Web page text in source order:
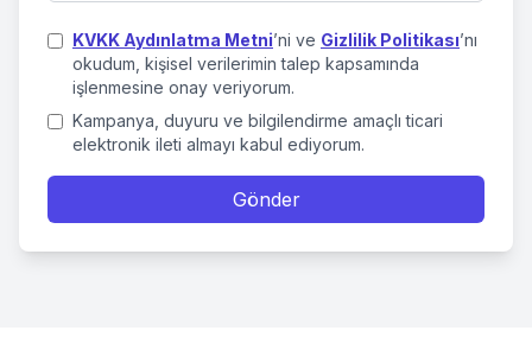
KVKK Aydınlatma Metni’ni ve Gizlilik Politikası’nı
okudum, kişisel verilerimin talep kapsamında
işlenmesine onay veriyorum.
Kampanya, duyuru ve bilgilendirme amaçlı ticari
elektronik ileti almayı kabul ediyorum.
Gönder